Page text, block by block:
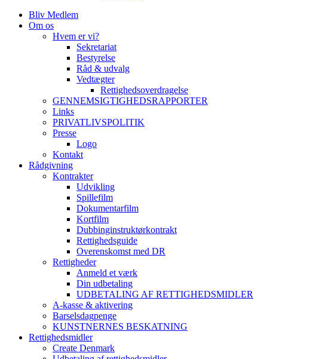
Bliv Medlem
Om os
Hvem er vi?
Sekretariat
Bestyrelse
Råd & udvalg
Vedtægter
Rettighedsoverdragelse
GENNEMSIGTIGHEDSRAPPORTER
Links
PRIVATLIVSPOLITIK
Presse
Logo
Kontakt
Rådgivning
Kontrakter
Udvikling
Spillefilm
Dokumentarfilm
Kortfilm
Dubbinginstruktørkontrakt
Rettighedsguide
Overenskomst med DR
Rettigheder
Anmeld et værk
Din udbetaling
UDBETALING AF RETTIGHEDSMIDLER
A-kasse & aktivering
Barselsdagpenge
KUNSTNERNES BESKATNING
Rettighedsmidler
Create Denmark